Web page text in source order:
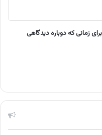
زمانی که دوباره دیدگاهی